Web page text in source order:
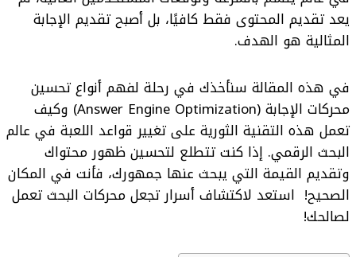
o
s
e
t
I
يعد تقديم المحتوى فقط كافيًا، بل أصبح تقديم الإجابة
المثالية هو الهدف.
في هذه المقالة سنأخذك في رحلة لفهم أنواعتحسين
محركات الإجابة(Answer Engine Optimization)
وكيف
تعمل هذه التقنية الثورية على تغيير قواعد اللعبة في عالم
البحث الرقمي. إذا كنت تتطلع لتحسين ظهور محتواك
وتقديم القيمة التي يبحث عنها جمهورك، فأنت في المكان
الصحيح! استعد لاكتشاف أسرار تجعل محركات البحث تعمل
لصالحك!